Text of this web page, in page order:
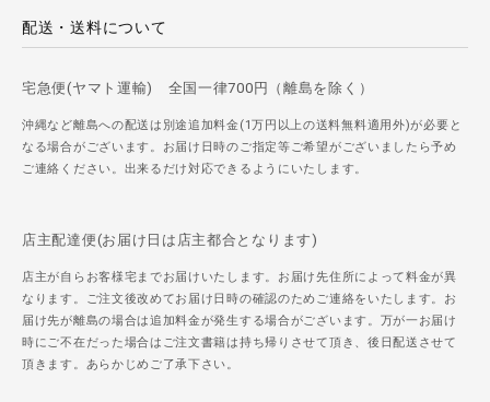
配送・送料について
宅急便(ヤマト運輸) 全国一律700円（離島を除く）
沖縄など離島への配送は別途追加料金(1万円以上の送料無料適用外)が必要と
なる場合がございます。お届け日時のご指定等ご希望がございましたら予め
ご連絡ください。出来るだけ対応できるようにいたします。
店主配達便(お届け日は店主都合となります)
店主が自らお客様宅までお届けいたします。お届け先住所によって料金が異
なります。ご注文後改めてお届け日時の確認のためご連絡をいたします。お
届け先が離島の場合は追加料金が発生する場合がございます。万が一お届け
時にご不在だった場合はご注文書籍は持ち帰りさせて頂き、後日配送させて
頂きます。あらかじめご了承下さい。